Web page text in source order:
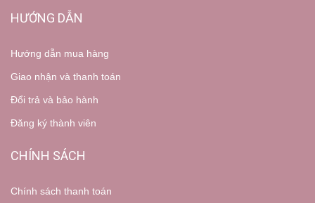
HƯỚNG DẪN
Hướng dẫn mua hàng
Giao nhận và thanh toán
Đổi trả và bảo hành
Đăng ký thành viên
CHÍNH SÁCH
Chính sách thanh toán